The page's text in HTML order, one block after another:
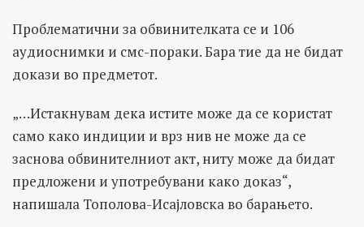
Проблематични за обвинителката се и 106
аудиоснимки и смс-пораки. Бара тие да не бидат
докази во предметот.
„…Истакнувам дека истите може да се користат
само како индиции и врз нив не може да се
заснова обвинителниот акт, ниту може да бидат
предложени и употребувани како доказ“,
напишала Тополова-Исајловска во барањето.